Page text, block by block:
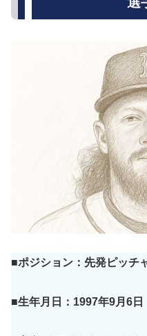
■ポジション：先発ピッチ
■生年月日：1997年9月6日